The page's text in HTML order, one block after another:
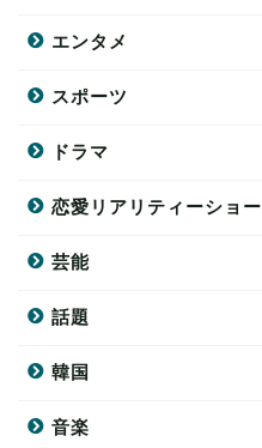
エンタメ
スポーツ
ドラマ
恋愛リアリティーショー
芸能
話題
韓国
音楽